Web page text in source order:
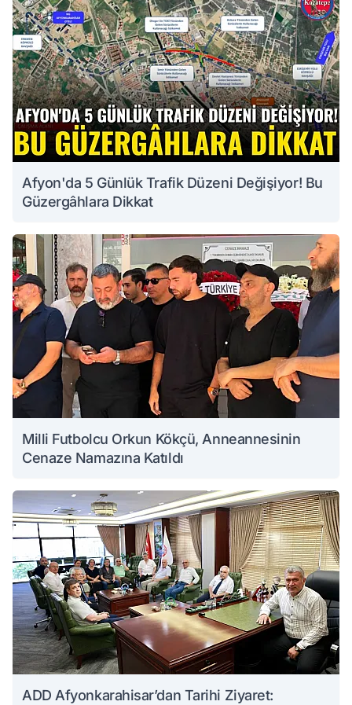
Afyon'da 5 Günlük Trafik Düzeni Değişiyor! Bu
Güzergâhlara Dikkat
Milli Futbolcu Orkun Kökçü, Anneannesinin
Cenaze Namazına Katıldı
ADD Afyonkarahisar’dan Tarihi Ziyaret: